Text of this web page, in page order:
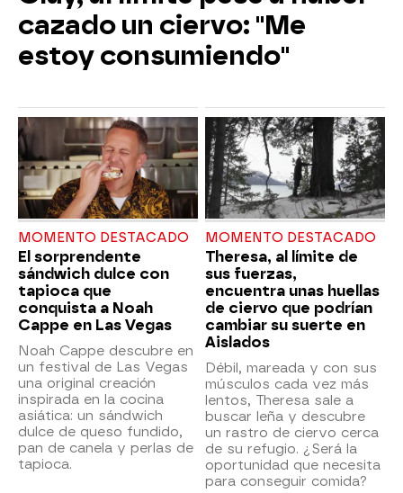
cazado un ciervo: "Me
estoy consumiendo"
MOMENTO DESTACADO
El sorprendente
sándwich dulce con
tapioca que
conquista a Noah
Cappe en Las Vegas
Noah Cappe descubre en
un festival de Las Vegas
una original creación
inspirada en la cocina
asiática: un sándwich
dulce de queso fundido,
pan de canela y perlas de
tapioca.
MOMENTO DESTACADO
Theresa, al límite de
sus fuerzas,
encuentra unas huellas
de ciervo que podrían
cambiar su suerte en
Aislados
Débil, mareada y con sus
músculos cada vez más
lentos, Theresa sale a
buscar leña y descubre
un rastro de ciervo cerca
de su refugio. ¿Será la
oportunidad que necesita
para conseguir comida?